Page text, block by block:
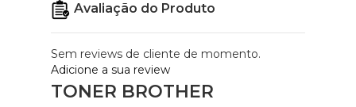
Avaliação do Produto
Sem reviews de cliente de momento.
Adicione a sua review
TONER BROTHER